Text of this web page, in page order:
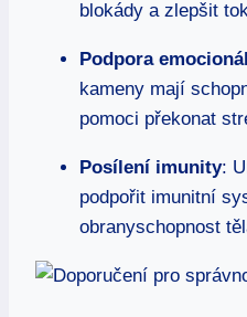
blokády a zlepšit
Podpora
kameny mají
pomoci překonat
Posílení imunity:
podpořit imunitní
obranyschopnost